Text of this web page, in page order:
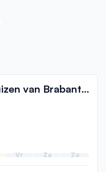
Regio Oss, verpleeghuizen van Brabantzorg en aan huis.
Vr Za Zo